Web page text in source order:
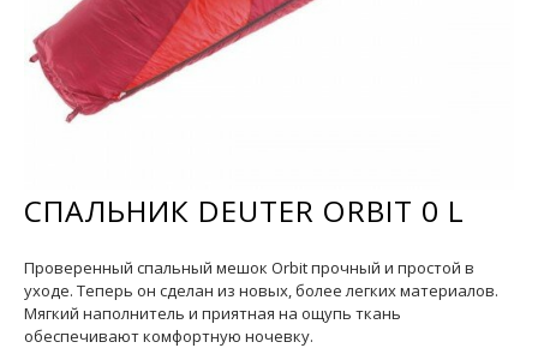
СПАЛЬНИК DEUTER ORBIT 0 L
Проверенный спальный мешок Orbit прочный и простой в
уходе. Теперь он сделан из новых, более легких материалов.
Мягкий наполнитель и приятная на ощупь ткань
обеспечивают комфортную ночевку.